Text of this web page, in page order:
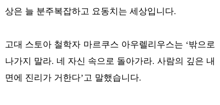
상은 늘 분주복잡하고 요동치는 세상입니다.
고대 스토아 철학자 마르쿠스 아우렐리우스는 ‘밖으로
나가지 말라. 네 자신 속으로 돌아가라. 사람의 깊은 내
면에 진리가 거한다’고 말했습니다.